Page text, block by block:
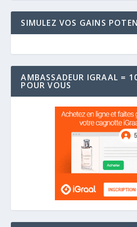
SIMULEZ VOS GAINS
AMBASSADEUR IGRAAL =
POUR VOUS